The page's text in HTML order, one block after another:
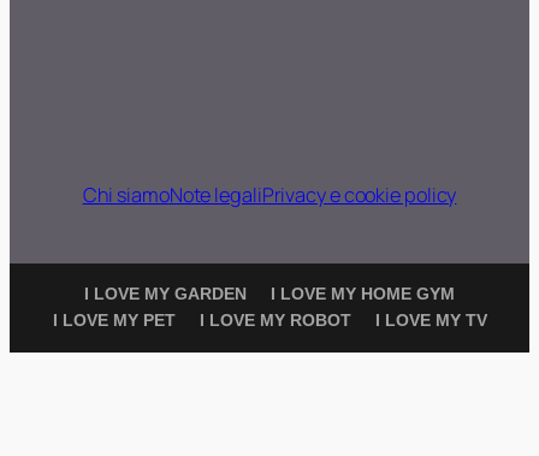
Chi siamoNote legaliPrivacy e cookie policy
I LOVE MY GARDEN
I LOVE MY HOME GYM
I LOVE MY PET
I LOVE MY ROBOT I LOVE MY TV